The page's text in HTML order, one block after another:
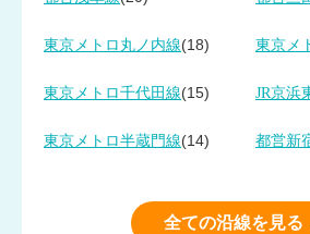
東京メトロ丸ノ内線(18) 東京メ
東京メトロ千代田線(15) JR京浜
東京メトロ半蔵門線(14) 都営新
全ての沿線を見